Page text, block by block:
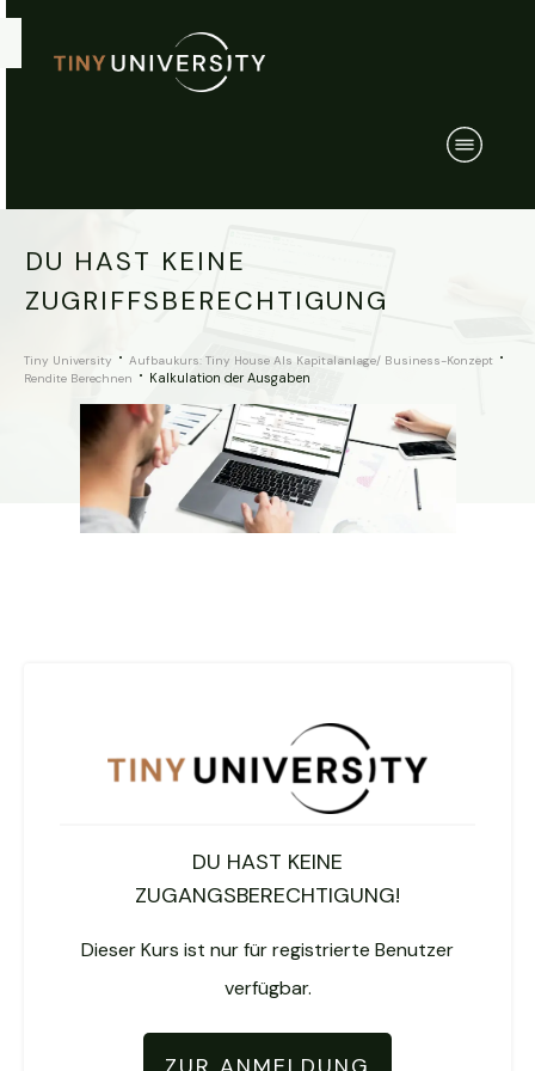
DU HAST KEINE
ZUGRIFFSBERECHTIGUNG
Tiny University
Aufbaukurs: Tiny House Als Kapitalanlage/ Business-Konzept
Rendite Berechnen
Kalkulation der Ausgaben
DU HAST KEINE
ZUGANGSBERECHTIGUNG!
Dieser Kurs ist nur für registrierte Benutzer
verfügbar.